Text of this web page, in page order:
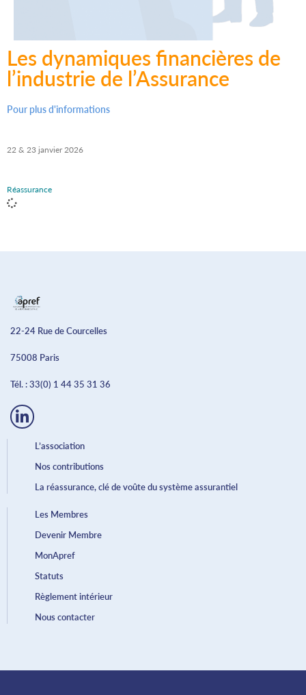
Les dynamiques financières de
l’industrie de l’Assurance
Pour plus d'informations
22 & 23 janvier 2026
Réassurance
22-24 Rue de Courcelles
75008 Paris
Tél. :33(0) 1 44 35 31 36
L’association
Nos contributions
La réassurance, clé de voûte du système assurantiel
Les Membres
Devenir Membre
MonApref
Statuts
Règlement intérieur
Nous contacter